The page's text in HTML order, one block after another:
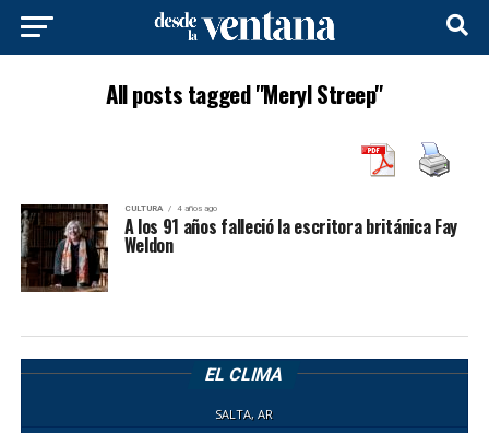
All posts tagged "Meryl Streep"
CULTURA 4 años ago
A los 91 años falleció la escritora británica Fay
Weldon
EL CLIMA
SALTA, AR